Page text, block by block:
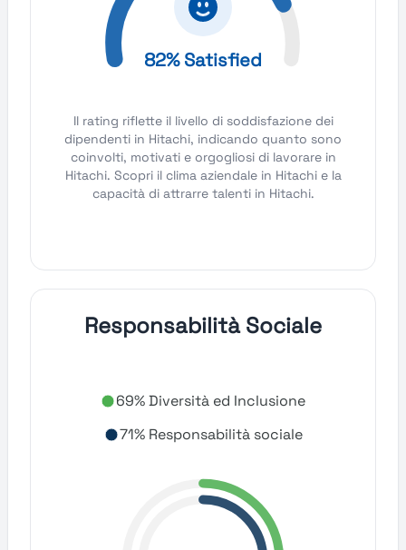
82% Satisfied
Il rating riflette il livello di soddisfazione dei
dipendenti in Hitachi, indicando quanto sono
coinvolti, motivati e orgogliosi di lavorare in
Hitachi. Scopri il clima aziendale in Hitachi e la
capacità di attrarre talenti in Hitachi.
Responsabilità Sociale
69% Diversità ed Inclusione
71% Responsabilità sociale